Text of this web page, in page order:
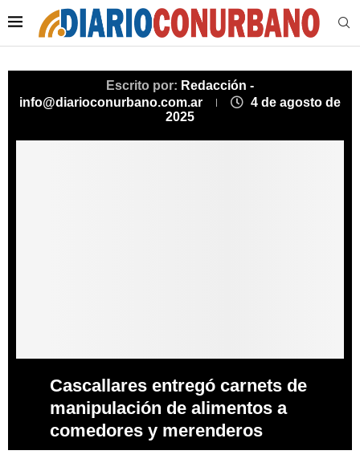
Escrito por: Redacción -
info@diarioconurbano.com.ar
4 de agosto de
2025
Cascallares entregó carnets de
manipulación de alimentos a
comedores y merenderos